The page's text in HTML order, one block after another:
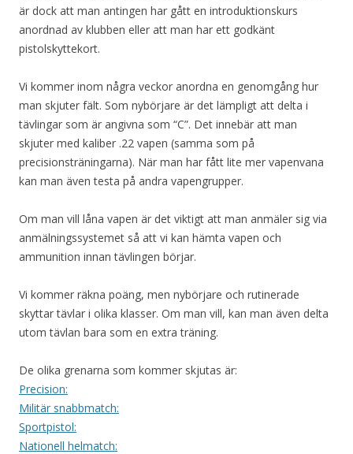
är dock att man antingen har gått en introduktionskurs
anordnad av klubben eller att man har ett godkänt
pistolskyttekort.
Vi kommer inom några veckor anordna en genomgång hur
man skjuter fält. Som nybörjare är det lämpligt att delta i
tävlingar som är angivna som “C”. Det innebär att man
skjuter med kaliber .22 vapen (samma som på
precisionsträningarna). När man har fått lite mer vapenvana
kan man även testa på andra vapengrupper.
Om man vill låna vapen är det viktigt att man anmäler sig via
anmälningssystemet så att vi kan hämta vapen och
ammunition innan tävlingen börjar.
Vi kommer räkna poäng, men nybörjare och rutinerade
skyttar tävlar i olika klasser. Om man vill, kan man även delta
utom tävlan bara som en extra träning.
De olika grenarna som kommer skjutas är:
Precision:
Militär snabbmatch:
Sportpistol:
Nationell helmatch: